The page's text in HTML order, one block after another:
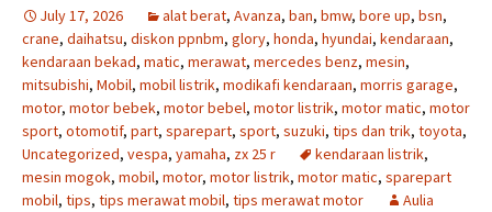
July 17, 2026 alat berat, Avanza, ban, bmw, bore up, bsn,
crane, daihatsu, diskon ppnbm, glory, honda, hyundai, kendaraan,
kendaraan bekad, matic, merawat, mercedes benz, mesin,
mitsubishi, Mobil, mobil listrik, modikafi kendaraan, morris garage,
motor, motor bebek, motor bebel, motor listrik, motor matic, motor
sport, otomotif, part, sparepart, sport, suzuki, tips dan trik, toyota,
Uncategorized, vespa, yamaha, zx 25 r kendaraan listrik,
mesin mogok, mobil, motor, motor listrik, motor matic, sparepart
mobil, tips, tips merawat mobil, tips merawat motor
Aulia